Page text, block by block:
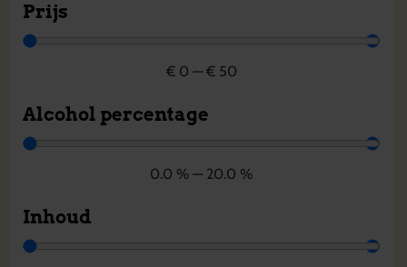
Prijs
€ 0 — € 50
Alcohol percentage
0.0 % — 20.0 %
Inhoud